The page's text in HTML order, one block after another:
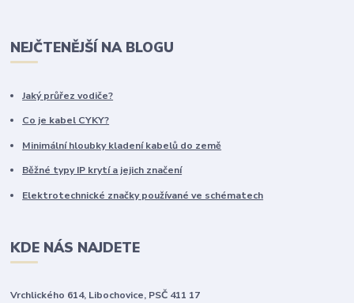
NEJČTENĚJŠÍ NA BLOGU
Jaký průřez vodiče?
Co je kabel CYKY?
Minimální hloubky kladení kabelů do země
Běžné typy IP krytí a jejich značení
Elektrotechnické značky používané ve schématech
KDE NÁS NAJDETE
Vrchlického 614, Libochovice, PSČ 411 17